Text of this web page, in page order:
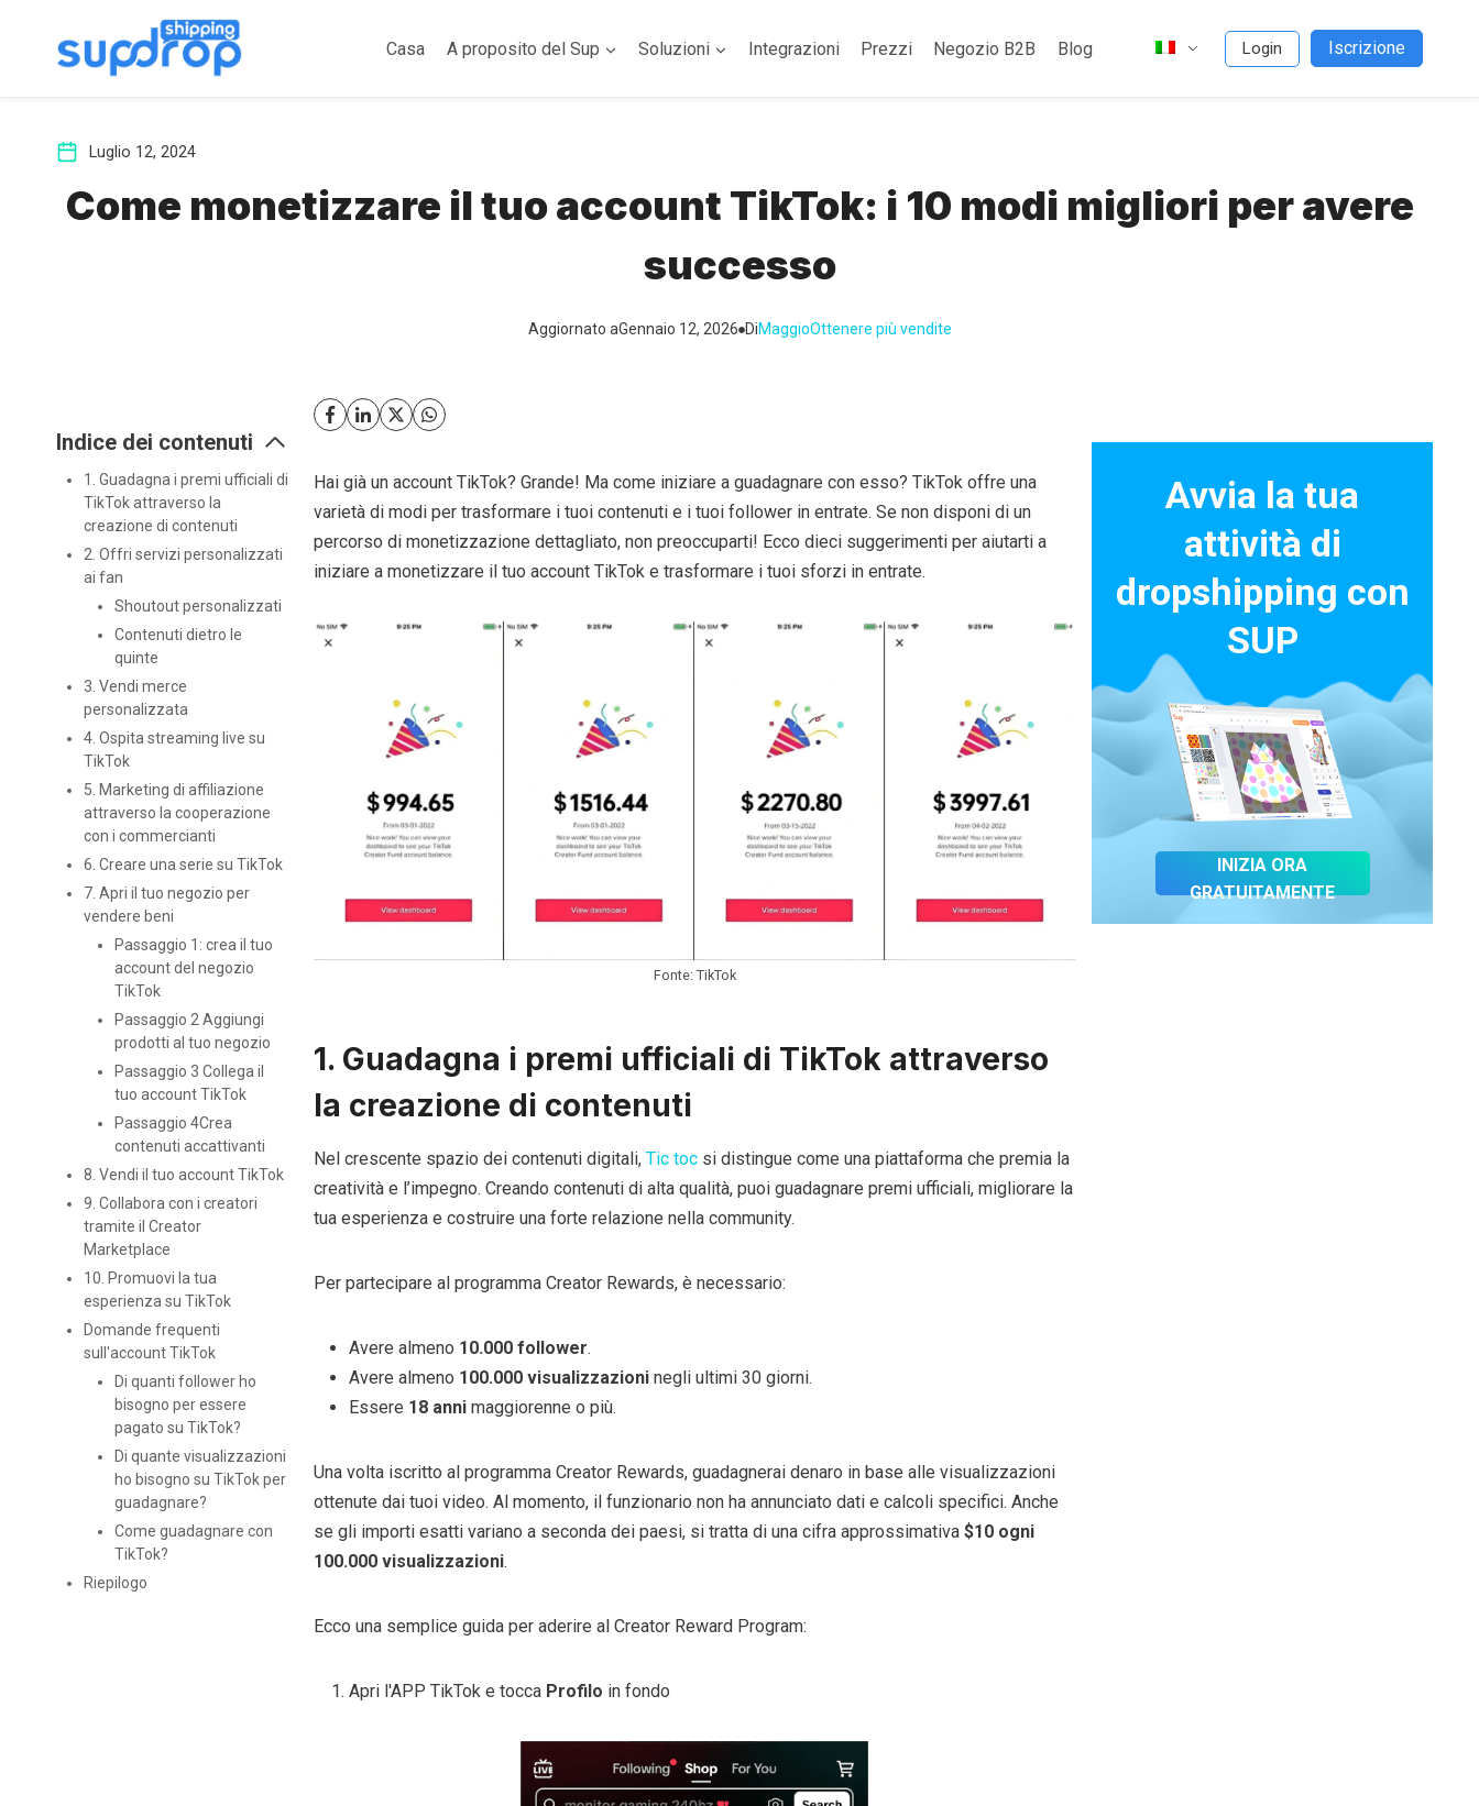
contenuto
Casa A proposito del Sup Soluzioni Integrazioni Prezzi Negozio B2B Blog Login Iscrizione
Luglio 12, 2024
Come monetizzare il tuo account TikTok: i 10 modi migliori per avere
successo
Aggiornato aGennaio 12, 2026 DiMaggioOttenere più vendite
Indice dei contenuti
1. Guadagna i premi ufficiali di
TikTok attraverso la
creazione di contenuti
2. Offri servizi personalizzati
ai fan
Shoutout personalizzati
Contenuti dietro le
quinte
3. Vendi merce
personalizzata
4. Ospita streaming live su
TikTok
5. Marketing di affiliazione
attraverso la cooperazione
con i commercianti
6. Creare una serie su TikTok
7. Apri il tuo negozio per
vendere beni
Passaggio 1: crea il tuo
account del negozio
TikTok
Passaggio 2 Aggiungi
prodotti al tuo negozio
Passaggio 3 Collega il
tuo account TikTok
Passaggio 4Crea
contenuti accattivanti
8. Vendi il tuo account TikTok
9. Collabora con i creatori
tramite il Creator
Marketplace
10. Promuovi la tua
esperienza su TikTok
Domande frequenti
sull'account TikTok
Di quanti follower ho
bisogno per essere
pagato su TikTok?
Di quante visualizzazioni
ho bisogno su TikTok per
guadagnare?
Come guadagnare con
TikTok?
Riepilogo
Hai già un account TikTok? Grande! Ma come iniziare a guadagnare con esso? TikTok offre una
varietà di modi per trasformare i tuoi contenuti e i tuoi follower in entrate. Se non disponi di un
percorso di monetizzazione dettagliato, non preoccuparti! Ecco dieci suggerimenti per aiutarti a
iniziare a monetizzare il tuo account TikTok e trasformare i tuoi sforzi in entrate.
Fonte: TikTok
1. Guadagna i premi ufficiali di TikTok attraverso
la creazione di contenuti
Nel crescente spazio dei contenuti digitali, Tic tocsi distingue come una piattaforma che premia la
creatività e l’impegno. Creando contenuti di alta qualità, puoi guadagnare premi ufficiali, migliorare la
tua esperienza e costruire una forte relazione nella community.
Per partecipare al programma Creator Rewards, è necessario:
Avere almeno 10.000 follower.
Avere almeno 100.000 visualizzazioninegli ultimi 30 giorni.
Essere 18 annimaggiorenne o più.
Una volta iscritto al programma Creator Rewards, guadagnerai denaro in base alle visualizzazioni
ottenute dai tuoi video. Al momento, il funzionario non ha annunciato dati e calcoli specifici. Anche
se gli importi esatti variano a seconda dei paesi, si tratta di una cifra approssimativa$10 ogni
100.000 visualizzazioni.
Ecco una semplice guida per aderire al Creator Reward Program:
Apri l'APP TikTok e tocca Profilo in fondo
Avvia la tua
attività di
dropshipping con
SUP
INIZIA ORA
GRATUITAMENTE